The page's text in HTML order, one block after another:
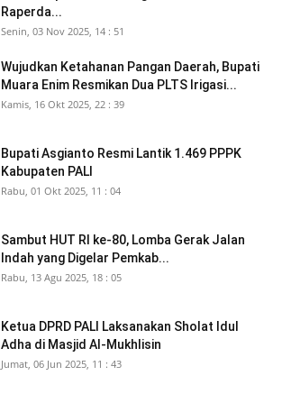
Raperda...
Senin, 03 Nov 2025, 14 : 51
Wujudkan Ketahanan Pangan Daerah, Bupati
Muara Enim Resmikan Dua PLTS Irigasi...
Kamis, 16 Okt 2025, 22 : 39
Bupati Asgianto Resmi Lantik 1.469 PPPK
Kabupaten PALI
Rabu, 01 Okt 2025, 11 : 04
Sambut HUT RI ke-80, Lomba Gerak Jalan
Indah yang Digelar Pemkab...
Rabu, 13 Agu 2025, 18 : 05
Ketua DPRD PALI Laksanakan Sholat Idul
Adha di Masjid Al-Mukhlisin
Jumat, 06 Jun 2025, 11 : 43